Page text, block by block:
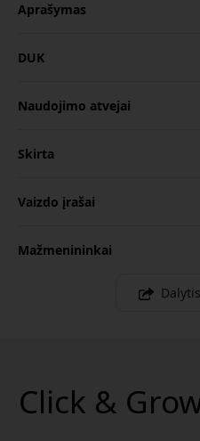
Aprašymas
DUK
Naudojimo atvejai
Skirta
Vaizdo įrašai
Mažmenininkai
Click &